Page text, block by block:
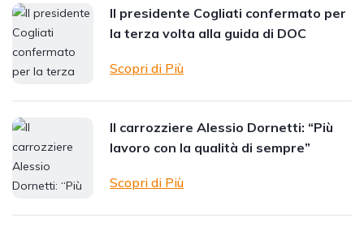
Il presidente Cogliati confermato per
la terza volta alla guida di DOC
Scopri di Più
Il carrozziere Alessio Dornetti: “Più
lavoro con la qualità di sempre”
Scopri di Più